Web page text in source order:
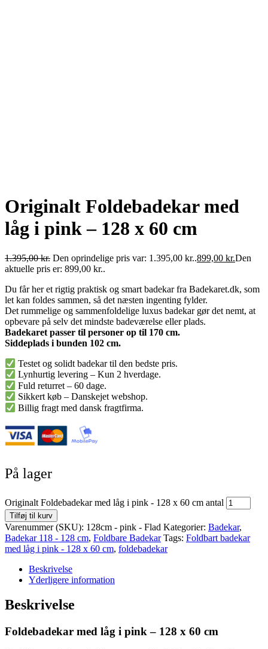
Originalt Foldebadekar med
låg i pink – 128 x 60 cm
1.395,00kr. Den oprindelige pris var: 1.395,00 kr..899,00 kr.Den
aktuelle pris er: 899,00 kr..
Du får her et rigtig praktisk og smart badekar fra Badekaret.dk, som
let kan foldes sammen, så det næsten ingenting fylder.
Det rummelige og sammenfoldelige luxus badekar gør det nemt, at
opbevare på selv det mindste badeværelse eller plads.
Badekaret passer til personer op til 170 cm.
Siddeplads i bunden 102 cm.
Testet og solidt badekar til den bedste pris.
Lynhurtig levering – Kun 2 hverdage.
Fuld returret – 60 dage.
Sikkert køb – Danskejet webshop.
Billig fragt med dansk fragtfirma.
På lager
Originalt Foldebadekar med låg i pink - 128 x 60 cm antal
Tilføj til kurv
Varenummer (SKU): 128cm - pink - Flad Kategorier: Badekar,
Badekar 118 - 128 cm, Foldbare Badekar Tags: Foldbart badekar
med låg i pink - 128 x 60 cm, foldebadekar
Beskrivelse
Yderligere information
Beskrivelse
Foldebadekar med låg i pink – 128 x 60 cm